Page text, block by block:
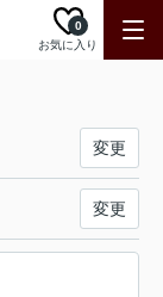
お気に入り
0
変更
変更